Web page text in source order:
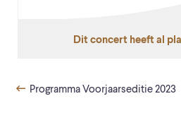
Dit concert heeft al
Programma Voorjaarseditie 2023